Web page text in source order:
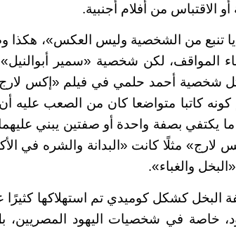
أو الاقتباس من أفلام أجنبية.
تنبع من الشخصية وليس العكس»، هكذا
المواقف، لكن شخصية «سمير
مثل شخصية أحمد حلمي في فيلم «إكس
كاتبا متواضعا كان من الصعب عليه
ما يكتفي بصفة واحدة أو صفتين يبني
لارج» مثلًا كانت «البدانة والشره في
والغباء».
البخل كشكل كوميدي تم استهلاكها كثيرًا
خاصة في شخصيات اليهود المصريين،